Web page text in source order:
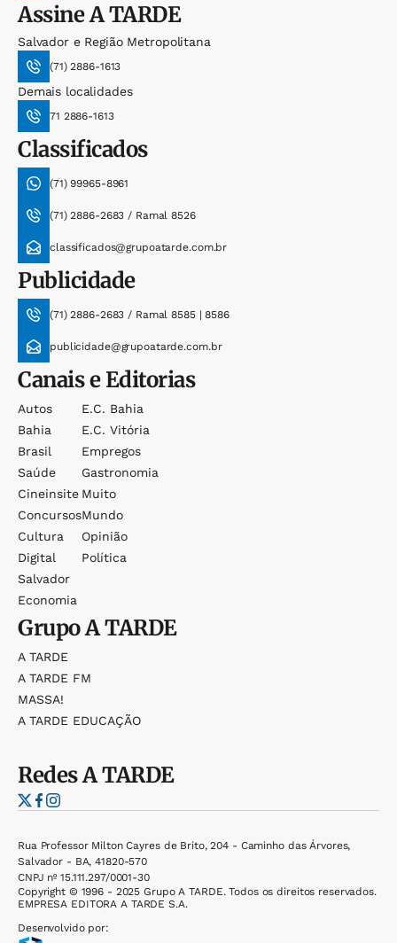
AssineA TARDE
Salvador e Região Metropolitana
(71) 2886-1613
Demais localidades
71 2886-1613
Classificados
(71) 99965-8961
(71) 2886-2683 / Ramal 8526
classificados@grupoatarde.com.br
Publicidade
(71) 2886-2683 / Ramal 8585 | 8586
publicidade@grupoatarde.com.br
Canais e Editorias
Autos
Bahia
Brasil
Saúde
Cineinsite
Concursos
Cultura
Digital
Salvador
Economia
E.c. Bahia
E.c. Vitória
Empregos
Gastronomia
Muito
Mundo
Opinião
Política
GrupoA TARDE
A TARDE
A TARDE FM
MASSA!
A TARDE EDUCAÇÃO
RedesA TARDE
Rua Professor Milton Cayres de Brito, 204 - Caminho das Árvores,
Salvador - BA, 41820-570
CNPJ nº 15.111.297/0001-30
Copyright © 1996 - 2025 Grupo A TARDE. Todos os direitos reservados.
EMPRESA EDITORA A TARDE S.A.
Desenvolvido por: